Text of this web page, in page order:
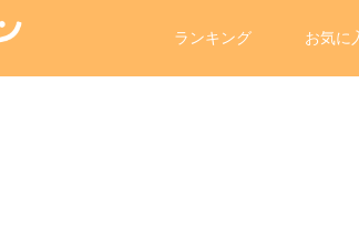
ランキング お気に